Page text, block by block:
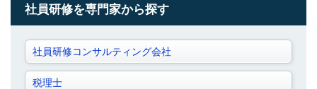
社員研修を専門家から探す
社員研修コンサルティング会社
税理士